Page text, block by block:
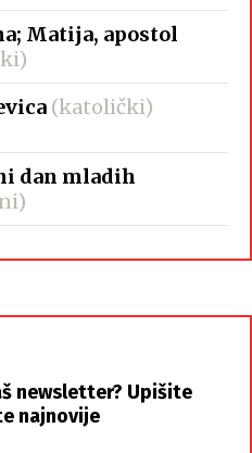
Matija, apostol
(katolički)
dan mladih
newsletter? Upišite
najnovije